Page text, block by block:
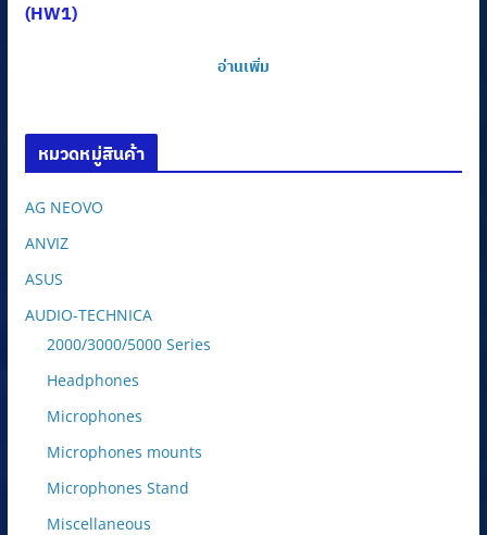
(HW1)
อ่านเพิ่ม
หมวดหมู่สินค้า
AG NEOVO
ANVIZ
ASUS
AUDIO-TECHNICA
2000/3000/5000 Series
Headphones
Microphones
Microphones mounts
Microphones Stand
Miscellaneous